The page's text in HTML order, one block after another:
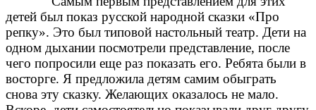
детей был показ русской народной сказки «Про
репку». Это был типовой настольный театр. Дети на
одном дыхании посмотрели представление, после
чего попросили еще раз показать его. Ребята были в
восторге. Я предложила детям самим обыграть
снова эту сказку. Желающих оказалось не мало.